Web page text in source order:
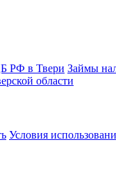
РФ в Твери Займы
области
Условия